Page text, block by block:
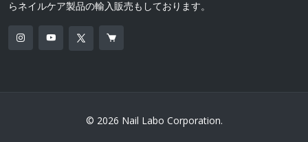
らネイルケア製品の輸入販売もしております。
© 2026 Nail Labo Corporation.